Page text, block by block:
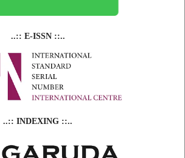
..:: E-ISSN ::..
..:: INDEXING ::..